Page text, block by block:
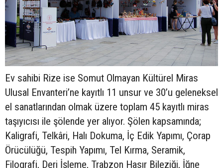
Ev sahibi Rize ise Somut Olmayan Kültürel Miras
Ulusal Envanteri’ne kayıtlı 11 unsur ve 30’u geleneksel
el sanatlarından olmak üzere toplam 45 kayıtlı miras
taşıyıcısı ile şölende yer alıyor. Şölen kapsamında;
Kaligrafi, Telkâri, Halı Dokuma, İç Edik Yapımı, Çorap
Örücülüğü, Tespih Yapımı, Tel Kırma, Seramik,
Filografi, Deri İşleme, Trabzon Hasır Bileziği, İğne